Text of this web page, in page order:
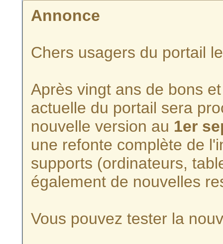
Annonce
Chers usagers du portail
Après vingt ans de bons
actuelle du portail sera
nouvelle version au 1er
une refonte complète de
supports (ordinateurs,
également de nouvelles
Vous pouvez tester la